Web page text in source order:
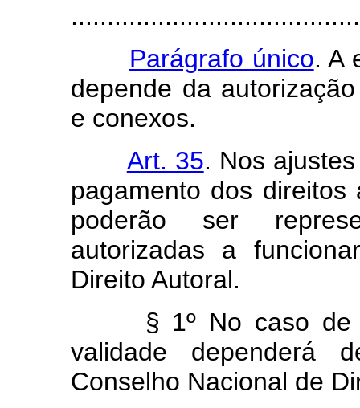
Parágrafo único. A
depende da
e conexos.
Art. 35. Nos
pagamento dos
poderão ser
autorizadas a
Direito Autoral.
§ 1º No caso de
validade dependerá
Conselho Nacional de